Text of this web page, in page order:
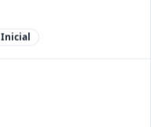
de emp
Inicial